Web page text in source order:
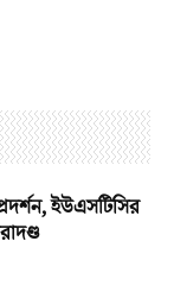
ইউএসটিসির